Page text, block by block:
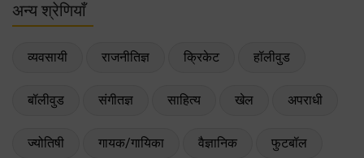
अन्य श्रेणियाँ
व्यवसायी राजनीतिज्ञ क्रिकेट हॉलीवुड
बॉलीवुड संगीतज्ञ साहित्य खेल अपराधी
ज्योतिषी गायक/गायिका वैज्ञानिक फुटबॉल